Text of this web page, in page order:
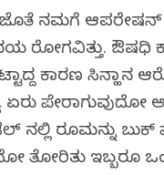
ನಮಗೆ ಆಪರೇಷನ್
ರೋಗವಿತ್ತು. ಔಷಧಿ
ಕಾರಣ
ಪೇರಾಗುವುದೋ
ರೂಮನ್ನು ಬುಕ್
ತೋರಿತು ಇಬ್ಬರೂ